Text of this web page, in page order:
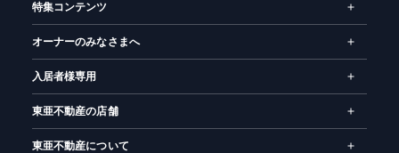
特集コンテンツ
オーナーのみなさまへ
入居者様専用
東亜不動産の店舗
東亜不動産について